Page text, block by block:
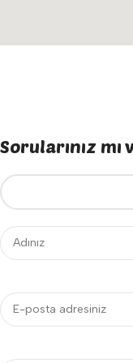
Sorularınız